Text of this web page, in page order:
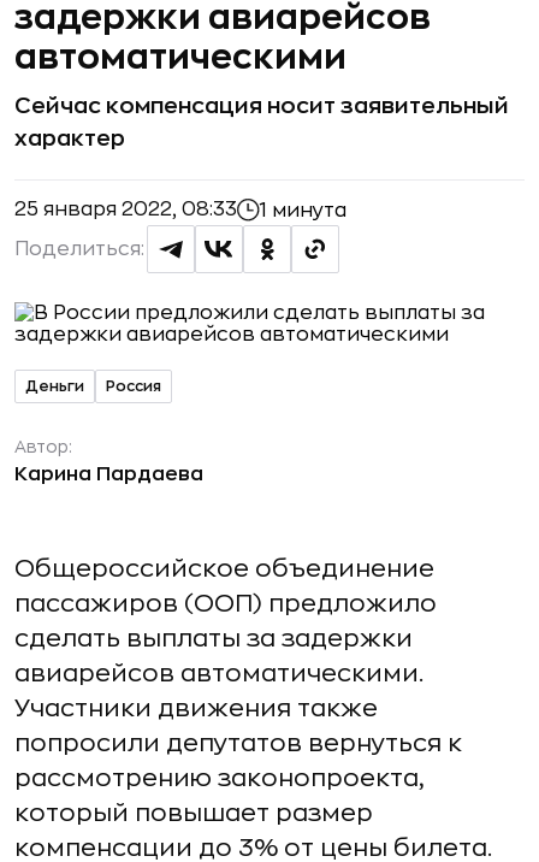
задержки авиарейсов
автоматическими
Сейчас компенсация носит заявительный
характер
25 января 2022, 08:33 1 минута
Поделиться:
Деньги Россия
Автор:
Карина Пардаева
Общероссийское объединение
пассажиров (ООП) предложило
сделать выплаты за задержки
авиарейсов автоматическими.
Участники движения также
попросили депутатов вернуться к
рассмотрению законопроекта,
который повышает размер
компенсации до 3% от цены билета.